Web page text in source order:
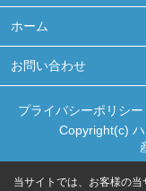
ホーム
お問い合わせ
プライバシーポリシー
Copyright(c)
当サイトでは、お客様の